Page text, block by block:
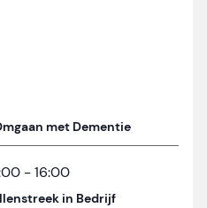
met Dementie
-16:00
in Bedrijf